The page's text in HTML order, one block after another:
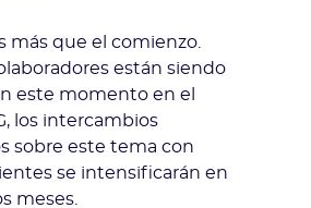
más que el comienzo.
están siendo
este momento en el
los intercambios
sobre este tema con
se intensificarán en
meses.